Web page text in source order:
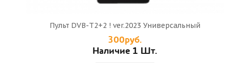
Пульт DVB-T2+2 ! ver.2023 Универсальный
300руб.
Наличие 1 Шт.